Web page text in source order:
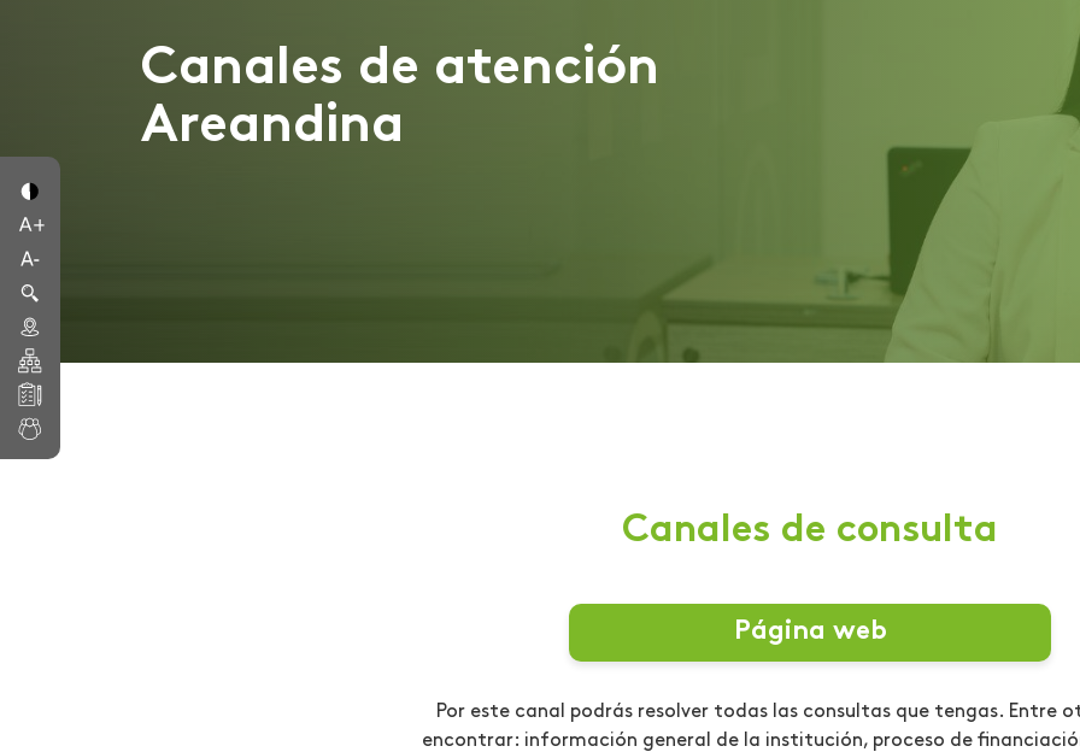
Canales de atención
Areandina
Canales de consulta
Página web
Por este canal podrás resolver todas las consultas que tengas. Entre
encontrar: información general de la institución, proceso de